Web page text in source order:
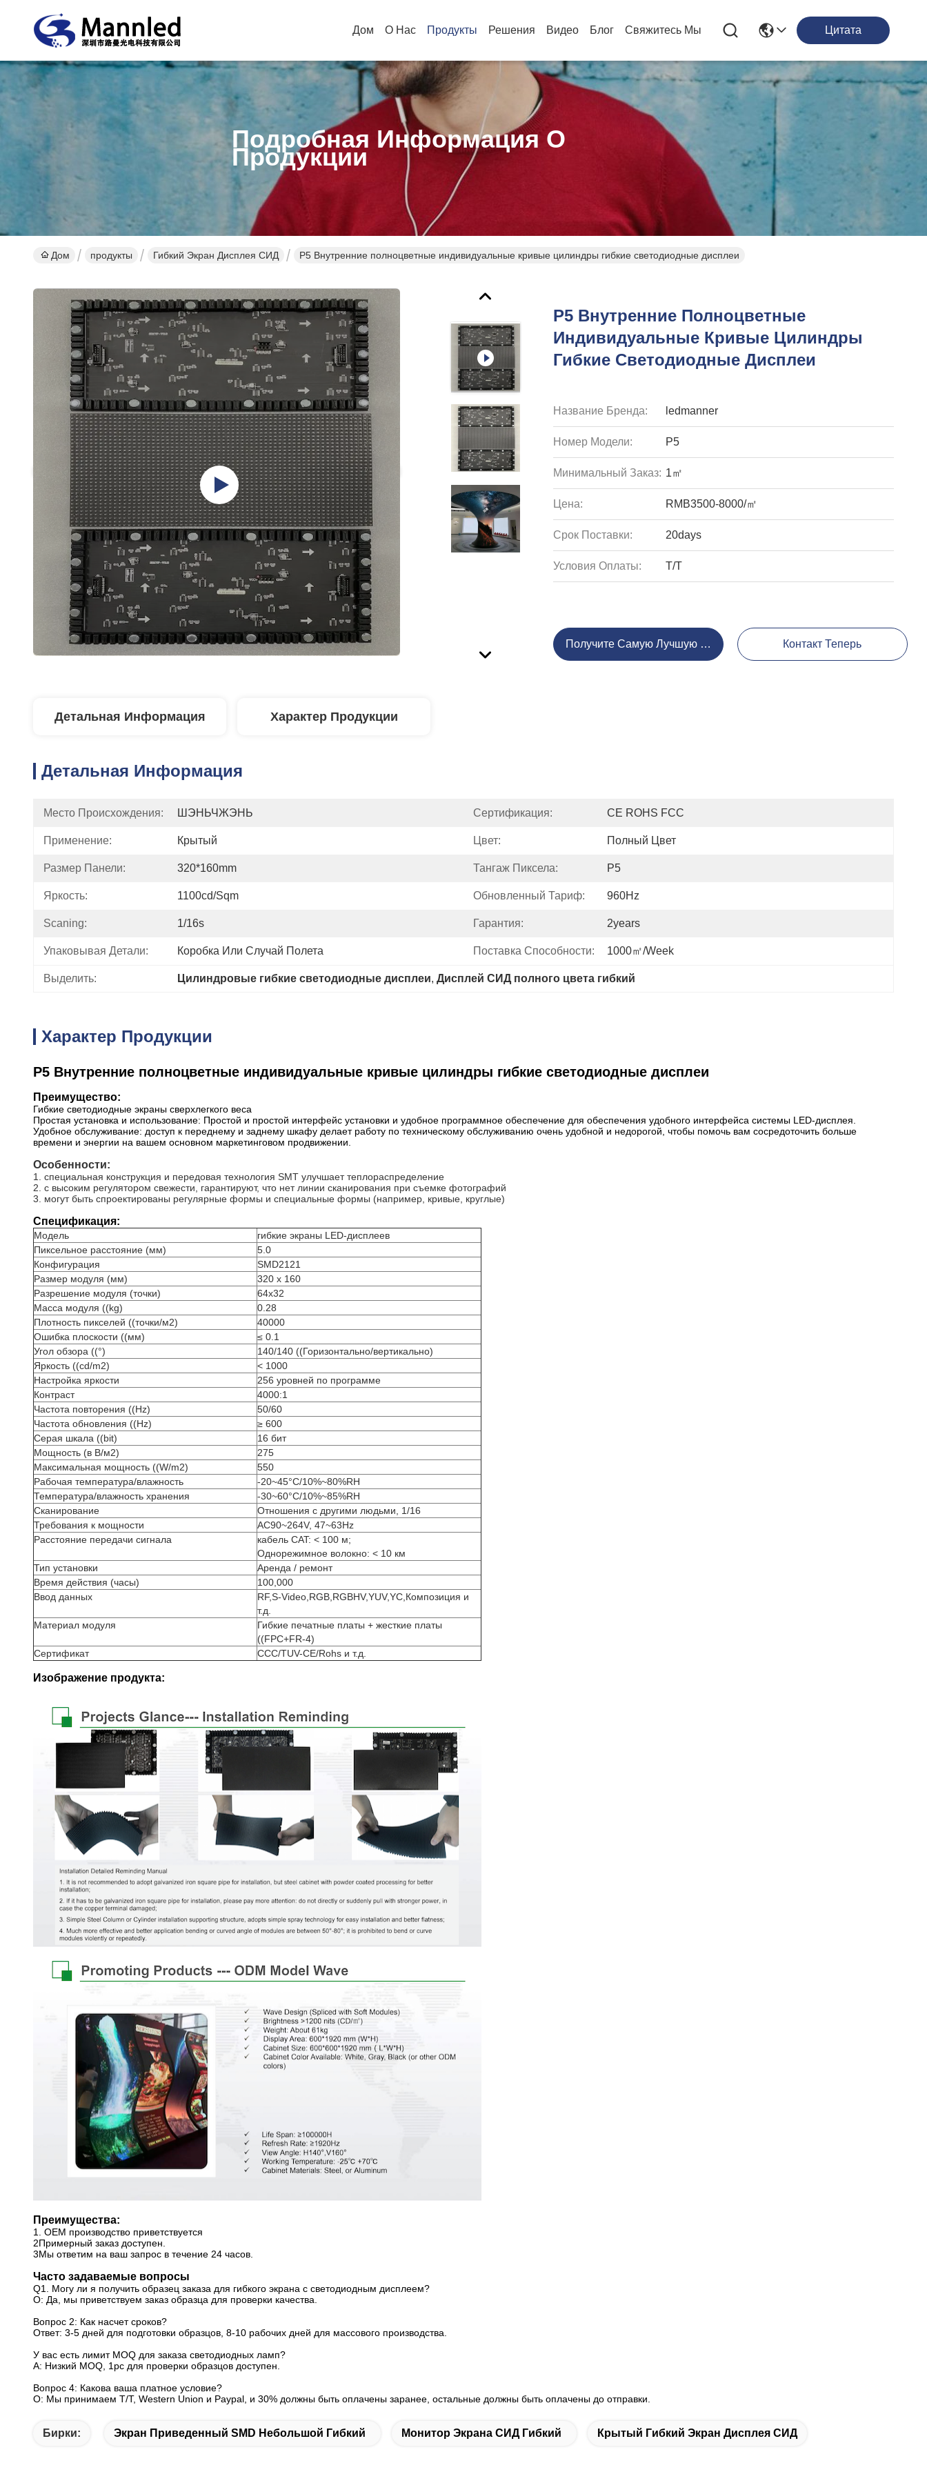
Дом О Нас Продукты Решения Видео Блог Свяжитесь Мы Цитата
Подробная Информация О
Продукции
Дом продукты Гибкий Экран Дисплея СИД P5 Внутренние полноцветные индивидуальные кривые цилиндры гибкие светодиодные дисплеи
P5 Внутренние Полноцветные
Индивидуальные Кривые Цилиндры
Гибкие Светодиодные Дисплеи
Название Бренда: ledmanner
Номер Модели: P5
Минимальный Заказ: 1㎡
Цена: RMB3500-8000/㎡
Срок Поставки: 20days
Условия Оплаты: T/T
Получите Самую Лучшую Цену Контакт Теперь
Детальная Информация Характер Продукции
Детальная Информация
Место Происхождения: ШЭНЬЧЖЭНЬ Сертификация: CE ROHS FCC
Применение: Крытый Цвет: Полный Цвет
Размер Панели: 320*160mm Тангаж Пиксела: P5
Яркость: 1100cd/sqm Обновленный Тариф: 960Hz
Scaning: 1/16s Гарантия: 2years
Упаковывая Детали: Коробка Или Случай Полета Поставка Способности: 1000㎡/week
Выделить: Цилиндровые гибкие светодиодные дисплеи, Дисплей СИД полного цвета гибкий
Характер Продукции
P5 Внутренние полноцветные индивидуальные кривые цилиндры гибкие светодиодные дисплеи
Преимущество:
Гибкие светодиодные экраны сверхлегкого веса
Простая установка и использование: Простой и простой интерфейс установки и удобное программное обеспечение для обеспечения удобного интерфейса системы LED-дисплея.
Удобное обслуживание: доступ к переднему и заднему шкафу делает работу по техническому обслуживанию очень удобной и недорогой, чтобы помочь вам сосредоточить больше
времени и энергии на вашем основном маркетинговом продвижении.
Особенности:
1. специальная конструкция и передовая технология SMT улучшает теплораспределение
2. с высоким регулятором свежести, гарантируют, что нет линии сканирования при съемке фотографий
3. могут быть спроектированы регулярные формы и специальные формы (например, кривые, круглые)
Спецификация:
Модель
гибкие экраны LED-дисплеев
Пиксельное расстояние (мм)
5.0
Конфигурация
SMD2121
Размер модуля (мм)
320 x 160
Разрешение модуля (точки)
64х32
Масса модуля ((kg)
0.28
Плотность пикселей ((точки/м2)
40000
Ошибка плоскости ((мм)
≤ 0.1
Угол обзора ((°)
140/140 ((Горизонтально/вертикально)
Яркость ((cd/m2)
< 1000
Настройка яркости
256 уровней по программе
Контраст
4000:1
Частота повторения ((Hz)
50/60
Частота обновления ((Hz)
≥ 600
Серая шкала ((bit)
16 бит
Мощность (в В/м2)
275
Максимальная мощность ((W/m2)
550
Рабочая температура/влажность
-20~45°C/10%~80%RH
Температура/влажность хранения
-30~60°C/10%~85%RH
Сканирование
Отношения с другими людьми, 1/16
Требования к мощности
AC90~264V, 47~63Hz
Расстояние передачи сигнала
кабель CAT: < 100 м;
Однорежимное волокно: < 10 км
Тип установки
Аренда / ремонт
Время действия (часы)
100,000
Ввод данных
RF,S-Video,RGB,RGBHV,YUV,YC,Композиция и
т.д.
Материал модуля
Гибкие печатные платы + жесткие платы
((FPC+FR-4)
Сертификат
CCC/TUV-CE/Rohs и т.д.
Изображение продукта:
Преимущества:
1. OEM производство приветствуется
2Примерный заказ доступен.
3Мы ответим на ваш запрос в течение 24 часов.
Часто задаваемые вопросы
Q1. Могу ли я получить образец заказа для гибкого экрана с светодиодным дисплеем?
О: Да, мы приветствуем заказ образца для проверки качества.
Вопрос 2: Как насчет сроков?
Ответ: 3-5 дней для подготовки образцов, 8-10 рабочих дней для массового производства.
У вас есть лимит MOQ для заказа светодиодных ламп?
A: Низкий MOQ, 1pc для проверки образцов доступен.
Вопрос 4: Какова ваша платное условие?
О: Мы принимаем T/T, Western Union и Paypal, и 30% должны быть оплачены заранее, остальные должны быть оплачены до отправки.
Бирки: Экран Приведенный SMD Небольшой Гибкий Монитор Экрана СИД Гибкий Крытый Гибкий Экран Дисплея СИД